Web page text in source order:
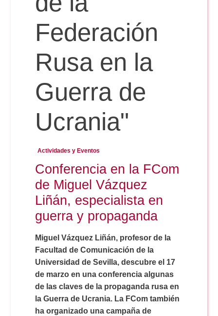
Reservas
Calendario Lectivo
Horarios
Periodismo
Comunicación Audiovisual
Doble Grado PER/CAV
Periodismo
Publicidad y RR.PP
Comunicación Audiovisual
Doble Grado PER/CAV
Secretaría Virtual
#miTFG
Boletines
Federación
Rusa en la
Guerra de
Ucrania"
Actividades y Eventos
Conferencia en la FCom
de Miguel Vázquez
Liñán, especialista en
guerra y propaganda
Miguel Vázquez Liñán, profesor de la
Facultad de Comunicación de la
Universidad de Sevilla, descubre el 17
de marzo en una conferencia algunas
de las claves de la propaganda rusa en
la Guerra de Ucrania. La FCom también
ha organizado una campaña de